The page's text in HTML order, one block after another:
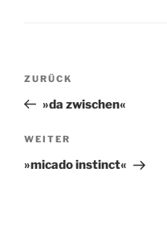
Beitragsnavigation
Vorheriger
Beitrag
ZURÜCK
»da zwischen«
Nächster
Beitrag
WEITER
»micado instinct«